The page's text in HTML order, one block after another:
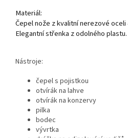
Materiál:
Čepel nože z kvalitní nerezové
Elegantní střenka z odolného plastu.
Nástroje:
čepel s pojistkou
otvírák na lahve
otvírák na konzervy
pilka
bodec
vývrtka